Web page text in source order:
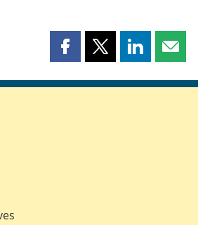
Partager
page
Partager
page
Partager
page page